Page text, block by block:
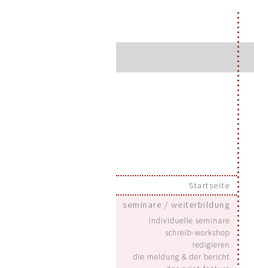
Startseite
seminare / weiterbildung
individuelle seminare
schreib-workshop
redigieren
die meldung & der bericht